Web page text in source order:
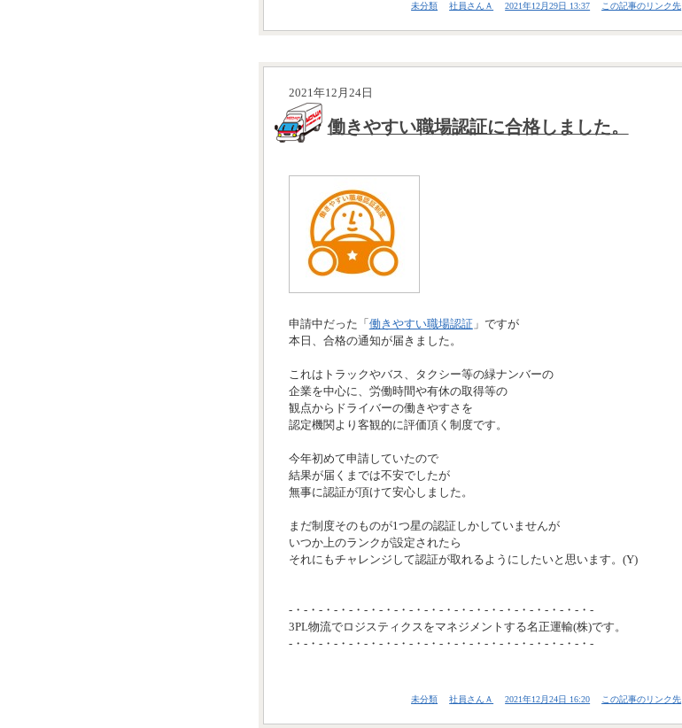
未分類 社員さんＡ 2021年12月29日 13:37 この記事のリンク先
2021年12月24日
働きやすい職場認証に合格しました。
申請中だった「 働きやすい職場認証」ですが
本日、合格の通知が届きました。
これはトラックやバス、タクシー等の緑ナンバーの
企業を中心に、労働時間や有休の取得等の
観点からドライバーの働きやすさを
認定機関より客観的に評価頂く制度です。
今年初めて申請していたので
結果が届くまでは不安でしたが
無事に認証が頂けて安心しました。
まだ制度そのものが1つ星の認証しかしていませんが
いつか上のランクが設定されたら
それにもチャレンジして認証が取れるようにしたいと思います。(Y)
-・-・-・-・-・-・-・-・-・-・-・-・-・-・-・-・-・-・-・-・-
3PL物流でロジスティクスをマネジメントする名正運輸(株)です。
-・-・-・-・-・-・-・-・-・-・-・-・-・-・-・-・-・-・-・-・-
未分類 社員さんＡ 2021年12月24日 16:20 この記事のリンク先